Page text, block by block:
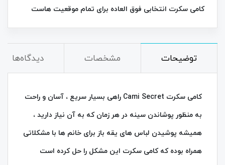
کامی سکرت انتخابی فوق‌ العاده برای تمام موقعیت‌ هاست
توضیحات مشخصات دیدگاه‌ها
کامی سکرت Cami Secret راهی بسیار سریع ، آسان و راحت
به منظور پوشاندن سینه در هر زمان که به آن نیاز دارید ،
همیشه پوشیدن لباس های یقه باز برای خانم ها با مشکلاتی
همراه بوده که کامی سکرت این مشکل را حل کرده است